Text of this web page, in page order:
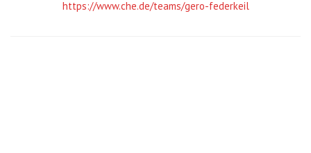
https://www.che.de/teams/gero-federkeil